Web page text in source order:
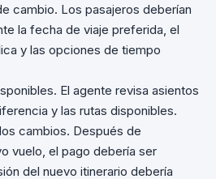
cambio. Los pasajeros deberían
la fecha de viaje preferida, el
y las opciones de tiempo
El agente revisa asientos
y las rutas disponibles.
cambios. Después de
vuelo, el pago debería ser
del nuevo itinerario debería